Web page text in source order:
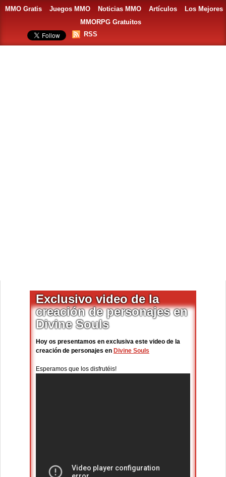
MMO Gratis Juegos MMO Noticias MMO Artículos
Los Mejores
MMORPG Gratuitos
RSS
Exclusivo video de la
creación de personajes en
Divine Souls
Hoy os presentamos en exclusiva este video de la
creación de personajes en Divine Souls
Esperamos que los disfrutéis!